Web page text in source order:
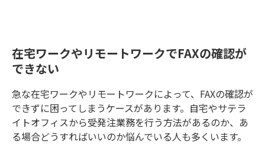
在宅ワークやリモートワークでFAXの確認が
できない
急な在宅ワークやリモートワークによって、FAXの確認が
できずに困ってしまうケースがあります。自宅やサテラ
イトオフィスから受発注業務を行う方法があるのか、あ
る場合どうすればいいのか悩んでいる人も多くいます。